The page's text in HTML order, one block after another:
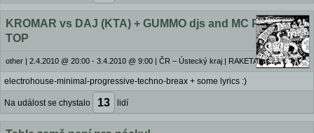
KROMAR vs DAJ (KTA) + GUMMO djs and MC Phil Da
TOP
other | 2.4.2010 @ 20:00 - 3.4.2010 @ 9:00 | ČR – Ústecký kraj | RAKETA club MOST
electrohouse-minimal-progressive-techno-breax + some lyrics :)
Na událost se chystalo 13 lidí